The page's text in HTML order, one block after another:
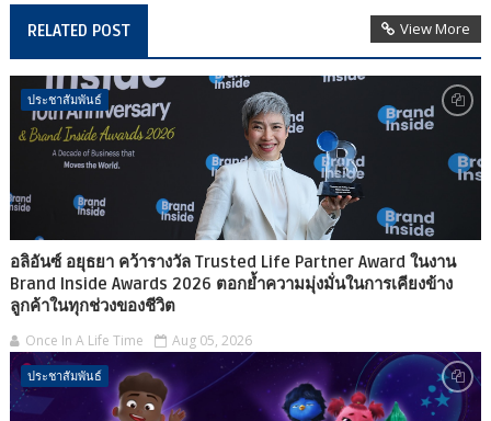
RELATED POST View More
ประชาสัมพันธ์
อลิอันซ์ อยุธยา คว้ารางวัล Trusted Life Partner Award ในงาน
Brand Inside Awards 2026 ตอกย้ำความมุ่งมั่นในการเคียงข้าง
ลูกค้าในทุกช่วงของชีวิต
Once In A Life Time Aug 05, 2026
ประชาสัมพันธ์